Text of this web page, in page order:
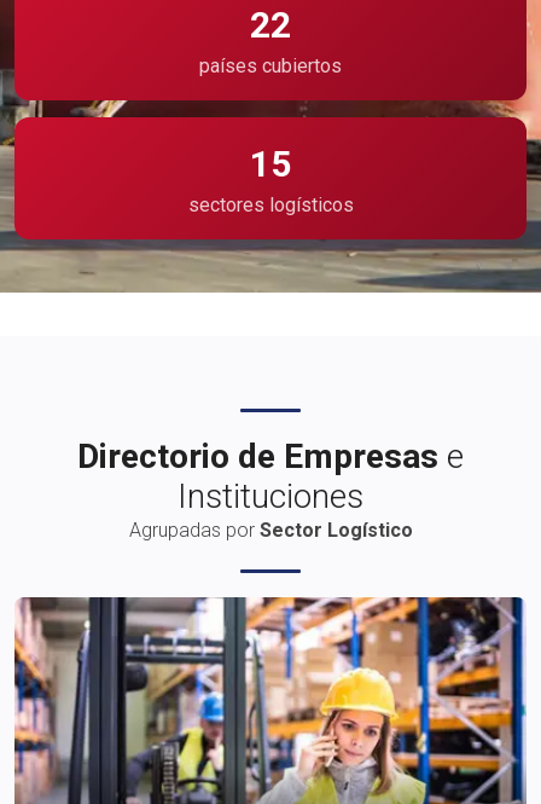
22
países cubiertos
15
sectores logísticos
Directorio de Empresas e
Instituciones
Agrupadas por Sector Logístico